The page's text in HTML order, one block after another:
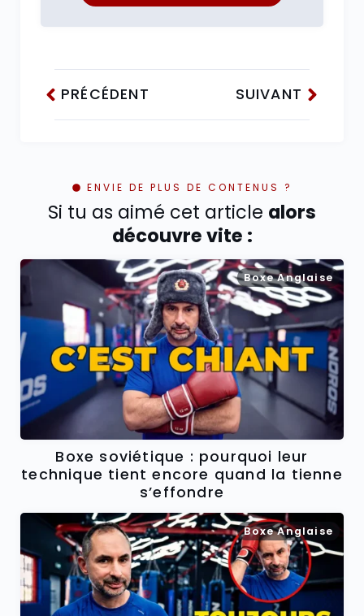
PRÉCÉDENT SUIVANT
ENVIE DE PLUS DE CONTENUS ?
Si tu as aimé cet article alors
découvre vite :
Boxe Anglaise
Boxe soviétique : pourquoi leur
technique tient encore quand la tienne
s’effondre
Boxe Anglaise